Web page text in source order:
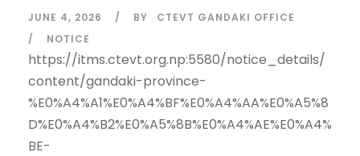
JUNE 4, 2026 BY
CTEVT GANDAKI OFFICE
NOTICE
https://itms.ctevt.org.np:5580/notice_details/
content/gandaki-province-
%E0%A4%A1%E0%A4%BF%E0%A4%AA%E0%A5%8
D%E0%A4%B2%E0%A5%8B%E0%A4%AE%E0%A4%
BE-